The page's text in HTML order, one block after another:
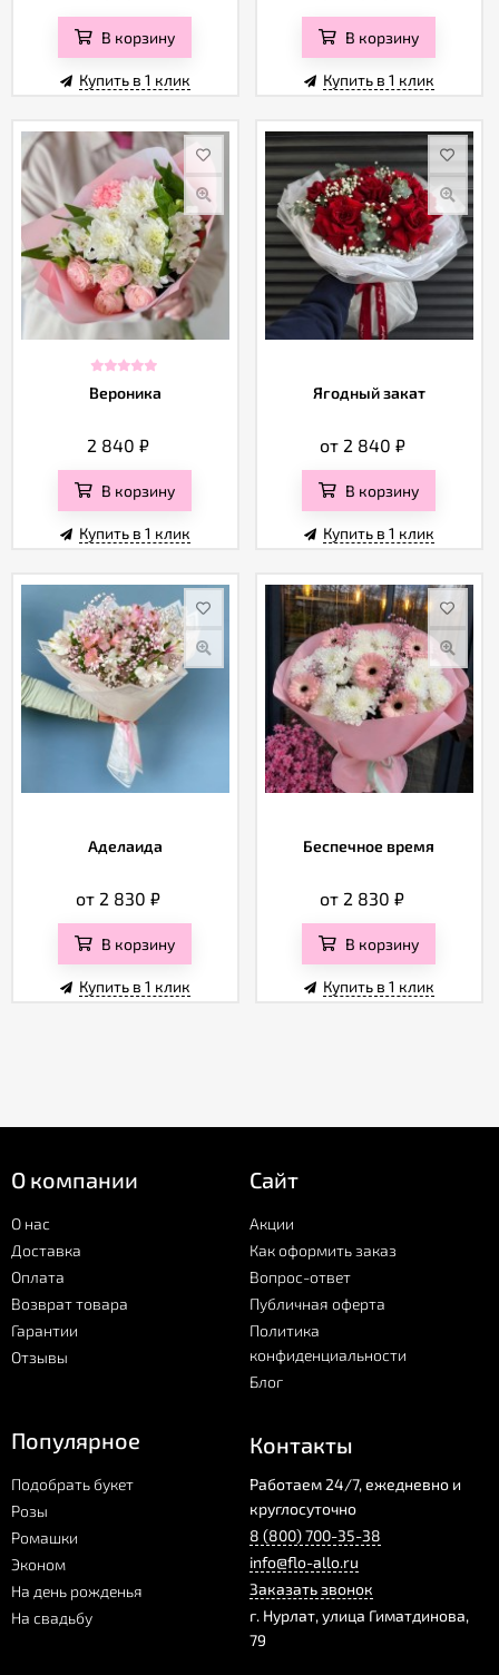
В корзину
Купить в 1 клик
В корзину
Купить в 1 клик
Вероника
2 840₽
В корзину
Купить в 1 клик
Ягодный закат
от 2 840 ₽
В корзину
Купить в 1 клик
Аделаида
от 2 830₽
В корзину
Купить в 1 клик
Беспечное время
от 2 830₽
В корзину
Купить в 1 клик
О компании
О нас
Доставка
Оплата
Возврат товара
Гарантии
Отзывы
Сайт
Акции
Как оформить заказ
Вопрос-ответ
Публичная оферта
Политика
конфиденциальности
Блог
Популярное
Подобрать букет
Розы
Ромашки
Эконом
На день рожденья
На свадьбу
Контакты
Работаем 24/7, ежедневно и
круглосуточно
8 (800) 700-35-38
info@flo-allo.ru
Заказать звонок
г. Нурлат,улица Гиматдинова,
79